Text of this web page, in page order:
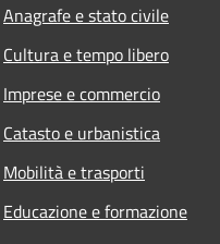
Anagrafe e stato civile
Cultura e tempo libero
Imprese e commercio
Catasto e urbanistica
Mobilità e trasporti
Educazione e formazione